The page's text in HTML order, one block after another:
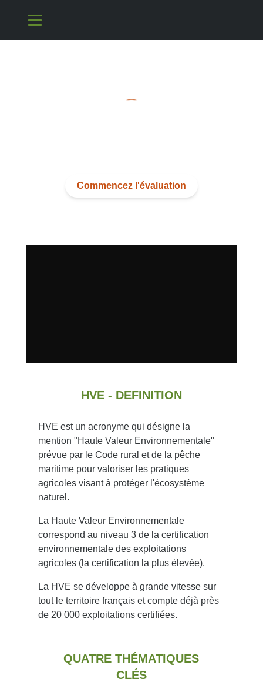
Commencez l'évaluation
HVE - DEFINITION
HVE est un acronyme qui désigne la
mention "Haute Valeur Environnementale"
prévue par le Code rural et de la pêche
maritime pour valoriser les pratiques
agricoles visant à protéger l'écosystème
naturel.
La Haute Valeur Environnementale
correspond au niveau 3 de la certification
environnementale des exploitations
agricoles (la certification la plus élevée).
La HVE se développe à grande vitesse sur
tout le territoire français et compte déjà près
de 20 000 exploitations certifiées.
QUATRE THÉMATIQUES
CLÉS